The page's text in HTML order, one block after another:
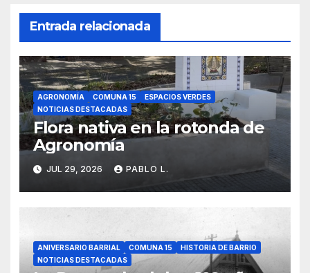
Entrada relacionada
AGRONOMÍA COMUNA 15
ESPACIOS VERDES
NOTICIAS DESTACADAS
Flora nativa en la rotonda de
Agronomía
JUL 29, 2026 PABLO L.
ANIVERSARIO BARRIAL COMUNA 15
HISTORIA DE BARRIO
NOTICIAS DESTACADAS